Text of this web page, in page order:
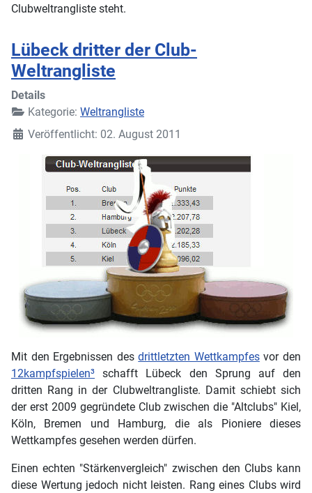
Clubweltrangliste steht.
Lübeck dritter der Club-
Weltrangliste
Details
Kategorie: Weltrangliste
Veröffentlicht: 02. August 2011
Mit den Ergebnissen desdrittletzten Wettkampfesvor den
12kampfspielen³ schafft Lübeck den Sprung auf den
dritten Rang in der Clubweltrangliste. Damit schiebt sich
der erst 2009 gegründete Club zwischen die "Altclubs" Kiel,
Köln, Bremen und Hamburg, die als Pioniere dieses
Wettkampfes gesehen werden dürfen.
Einen echten "Stärkenvergleich" zwischen den Clubs kann
diese Wertung jedoch nicht leisten. Rang eines Clubs wird